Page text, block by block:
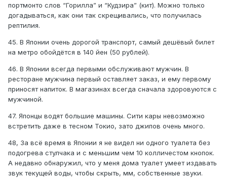
портмонто слов “Горилла” и “Кудзира” (кит). Можно только
догадываться, как они так скрещивались, что получилась
рептилия.
45. В Японии очень дорогой транспорт, самый дешёвый билет
на метро обойдётся в 140 йен (50 рублей).
46. В Японии всегда первыми обслуживают мужчин. В
ресторане мужчина первый оставляет заказ, и ему первому
приносят напиток. В магазинах всегда сначала здоровуются с
мужчиной.
47. Японцы водят большие машины. Сити кары невозможно
встретить даже в тесном Токио, зато джипов очень много.
48, За всё время в Японии я не видел ни одного туалета без
подогрева стулчака и с меньшим чем 10 колличестом кнопок.
А недавно обнаружил, что у меня дома туалет умеет издавать
звук текущей воды, чтобы скрыть, мм, собственные звуки.